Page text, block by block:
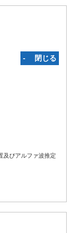
‐ 閉じる
及びアルファ波推定